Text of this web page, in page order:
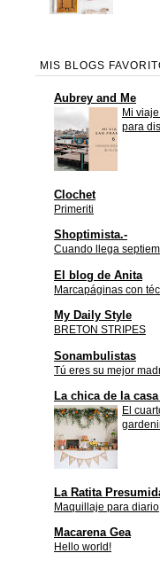
MIS BLOGS
Aubrey and Me
Mi
para
Clochet
Primeriti
Shoptimista.-
Cuando llega
El blog de Anita
Marcapáginas con
My Daily Style
BRETON STRIPES
Sonambulistas
Tú eres su mejor
La chica de la
El
La Ratita
Maquillaje para diario
Macarena Gea
Hello world!